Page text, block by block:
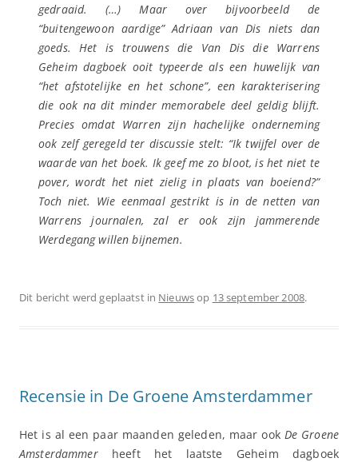
gedraaid. (…) Maar over bijvoorbeeld de
“buitengewoon aardige” Adriaan van Dis niets dan
goeds. Het is trouwens die Van Dis die Warrens
Geheim dagboek ooit typeerde als een huwelijk van
“het afstotelijke en het schone”, een karakterisering
die ook na dit minder memorabele deel geldig blijft.
Precies omdat Warren zijn hachelijke onderneming
ook zelf geregeld ter discussie stelt: “Ik twijfel over de
waarde van het boek. Ik geef me zo bloot, is het niet te
pover, wordt het niet zielig in plaats van boeiend?”
Toch niet. Wie eenmaal gestrikt is in de netten van
Warrens journalen, zal er ook zijn jammerende
Werdegang willen bijnemen.
Dit bericht werd geplaatst in Nieuwsop 13 september 2008.
Recensie in De Groene Amsterdammer
Het is al een paar maanden geleden, maar ook De Groene
Amsterdammerheeft het laatste Geheim dagboek